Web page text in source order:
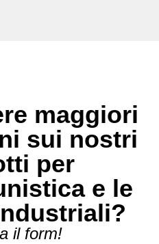
maggiori
sui nostri
per
e le
il form!